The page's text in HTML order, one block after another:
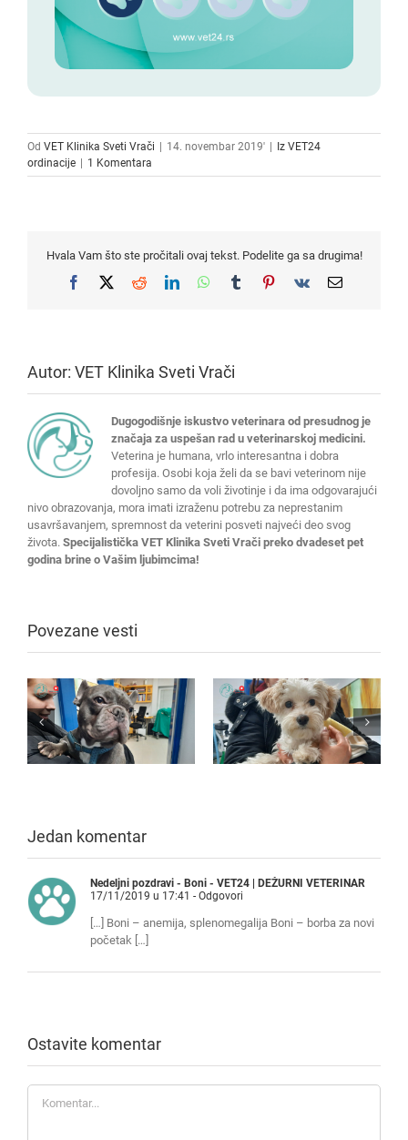
Od VET Klinika Sveti Vrači | 14. novembar 2019' | Iz VET24
ordinacije | 1 Komentara
Hvala Vam što ste pročitali ovaj tekst. Podelite ga sa drugima!
Facebook
X RedditLinkedInWhatsApp
TumblrPinterest
Vk Email
Autor: VET Klinika Sveti Vrači
Dugogodišnje iskustvo veterinara od presudnog je
značaja za uspešan rad u veterinarskoj medicini.
Veterina je humana, vrlo interesantna i dobra
profesija. Osobi koja želi da se bavi veterinom nije
dovoljno samo da voli životinje i da ima odgovarajući
nivo obrazovanja, mora imati izraženu potrebu za neprestanim
usavršavanjem, spremnost da veterini posveti najveći deo svog
života. Specijalistička VET Klinika Sveti Vrači preko dvadeset pet
godina brine o Vašim ljubimcima!
Povezane vesti
Jedan komentar
Nedeljni pozdravi - Boni - VET24 | DEŽURNI VETERINAR
17/11/2019 u 17:41 - Odgovori
[…] Boni – anemija, splenomegalija Boni – borba za novi
početak […]
Ostavite komentar